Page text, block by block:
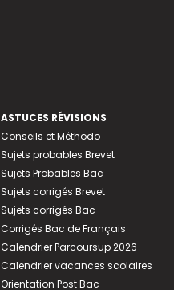
ASTUCES RÉVISIONS
Conseils et Méthodo
Sujets probables Brevet
Sujets Probables Bac
Sujets corrigés Brevet
Sujets corrigés Bac
Corrigés Bac de Français
Calendrier Parcoursup 2026
Calendrier vacances scolaires
Orientation Post Bac